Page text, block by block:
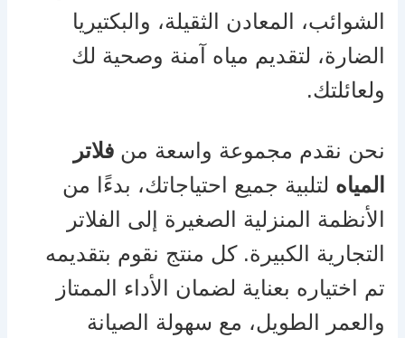
الشوائب، المعادن الثقيلة، والبكتيريا
الضارة، لتقديم مياه آمنة وصحية لك
ولعائلتك.
نحن نقدم مجموعة واسعة منفلاتر
المياه لتلبية جميع احتياجاتك، بدءًا من
الأنظمة المنزلية الصغيرة إلى الفلاتر
التجارية الكبيرة. كل منتج نقوم بتقديمه
تم اختياره بعناية لضمان الأداء الممتاز
والعمر الطويل، مع سهولة الصيانة